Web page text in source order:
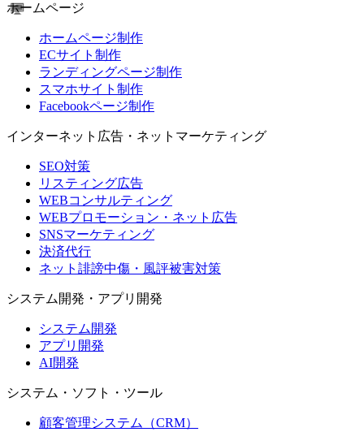
ホームページ
ホームページ制作
ECサイト制作
ランディングページ制作
スマホサイト制作
Facebookページ制作
インターネット広告・ネットマーケティング
SEO対策
リスティング広告
WEBコンサルティング
WEBプロモーション・ネット広告
SNSマーケティング
決済代行
ネット誹謗中傷・風評被害対策
システム開発・アプリ開発
システム開発
アプリ開発
AI開発
システム・ソフト・ツール
顧客管理システム（CRM）